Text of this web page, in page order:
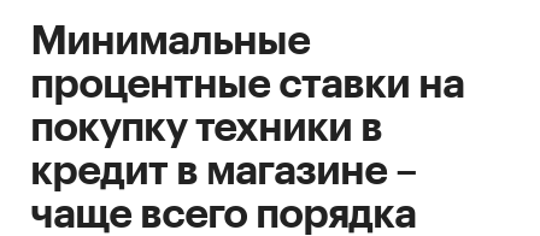
Минимальные
процентные ставки на
покупку техники в
кредит в магазине –
чаще всего порядка